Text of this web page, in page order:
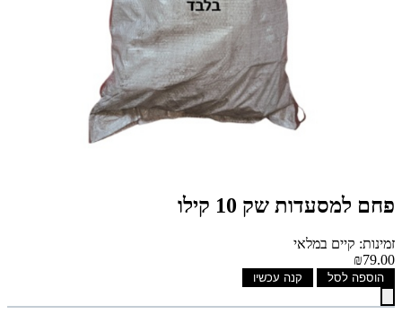
פחם למסעדות שק 10 קילו
זמינות: קיים במלאי
₪79.00
הוספה לסל קנה עכשיו